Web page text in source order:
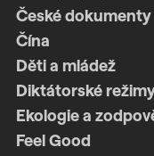
České dokumenty
Čína
Děti a mládež
Diktátorské
Ekologie a
Feel Good